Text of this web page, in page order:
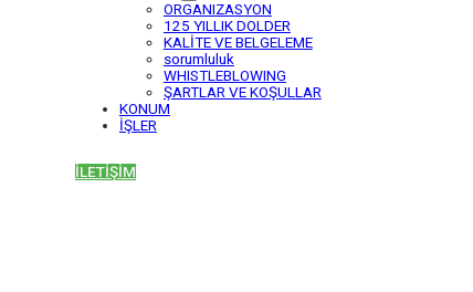
ORGANIZASYON
125 YILLIK DOLDER
KALİTE VE BELGELEME
sorumluluk
WHISTLEBLOWING
ŞARTLAR VE KOŞULLAR
KONUM
İŞLER
İLETİŞİM